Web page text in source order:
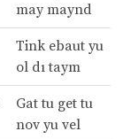
may maynd
Tink ebaut yu
ol dı taym
Gat tu get tu
nov yu vel